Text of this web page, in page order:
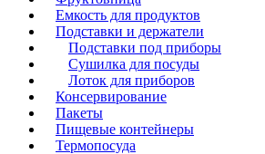
Емкость для продуктов
Подставки и держатели
Подставки под приборы
Сушилка для посуды
Лоток для приборов
Консервирование
Пакеты
Пищевые контейнеры
Термопосуда